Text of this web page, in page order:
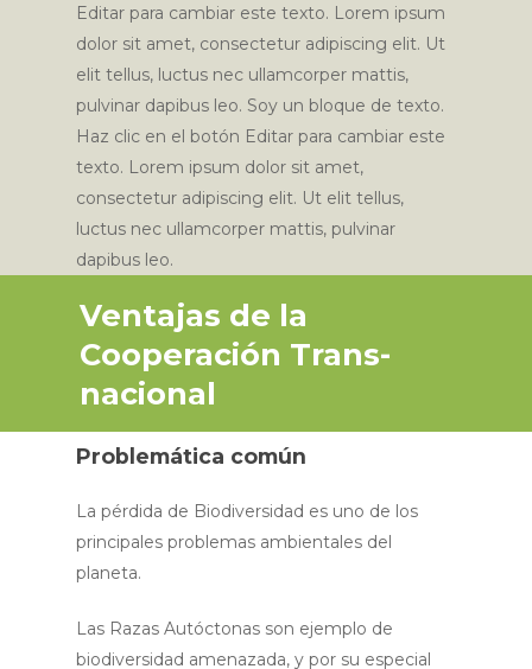
Editar para cambiar este texto. Lorem ipsum
dolor sit amet, consectetur adipiscing elit. Ut
elit tellus, luctus nec ullamcorper mattis,
pulvinar dapibus leo. Soy un bloque de texto.
Haz clic en el botón Editar para cambiar este
texto. Lorem ipsum dolor sit amet,
consectetur adipiscing elit. Ut elit tellus,
luctus nec ullamcorper mattis, pulvinar
dapibus leo.
Ventajas de la
Cooperación Trans-
nacional
Problemática común
La pérdida de Biodiversidad es uno de los
principales problemas ambientales del
planeta.
Las Razas Autóctonas son ejemplo de
biodiversidad amenazada, y por su especial